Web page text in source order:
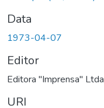
Data
1973-04-07
Editor
Editora "Imprensa" Ltda
URI